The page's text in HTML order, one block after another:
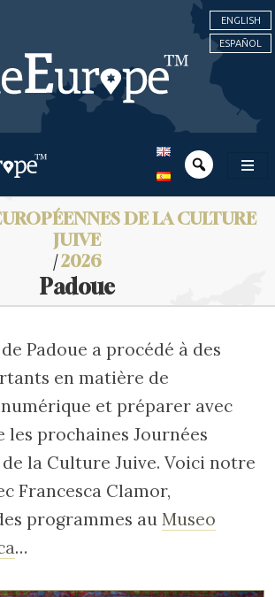
ENGLISH
ESPAÑOL
DE LA CULTURE
JUIVE
/2026
Padoue
Padoue a procédé à des
en matière de
et préparer avec
les prochaines Journées
la Culture Juive. Voici notre
Francesca Clamor,
programmes au Museo
…